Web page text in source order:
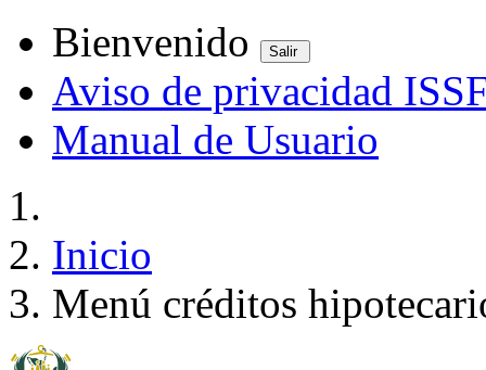
Bienvenido Salir
Aviso de privacidad
Manual de Usuario
Inicio
Menú créditos